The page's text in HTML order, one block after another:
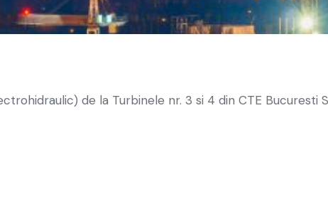
de la Turbinele nr. 3 si 4 din CTE Bucuresti